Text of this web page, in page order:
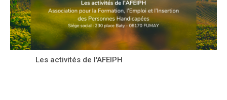
Les activités de l'AFEIPH